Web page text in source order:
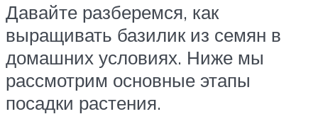
Давайте разберемся, как
выращивать базилик из семян в
домашних условиях. Ниже мы
рассмотрим основные этапы
посадки растения.